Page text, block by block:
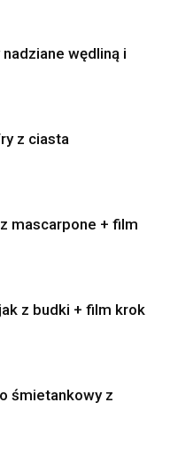
wędliną i
z ciasta
mascarpone + film
z budki + film krok
śmietankowy z